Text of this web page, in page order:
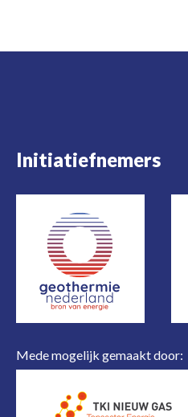
Initiatiefnemers
Mede mogelijk gemaakt door: